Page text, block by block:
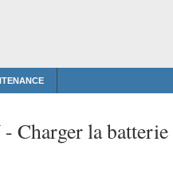
- Charger la batterie